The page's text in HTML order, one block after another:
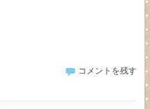
コメントを残す